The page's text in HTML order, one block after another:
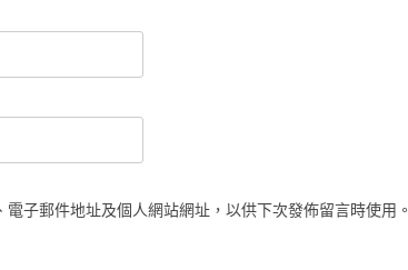
電子郵件地址及個人網站網址，以供下次發佈留言時使用。